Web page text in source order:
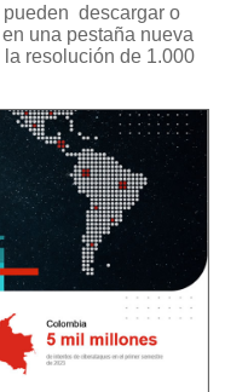
pueden descargar o
una pestaña nueva
resolución de 1.000